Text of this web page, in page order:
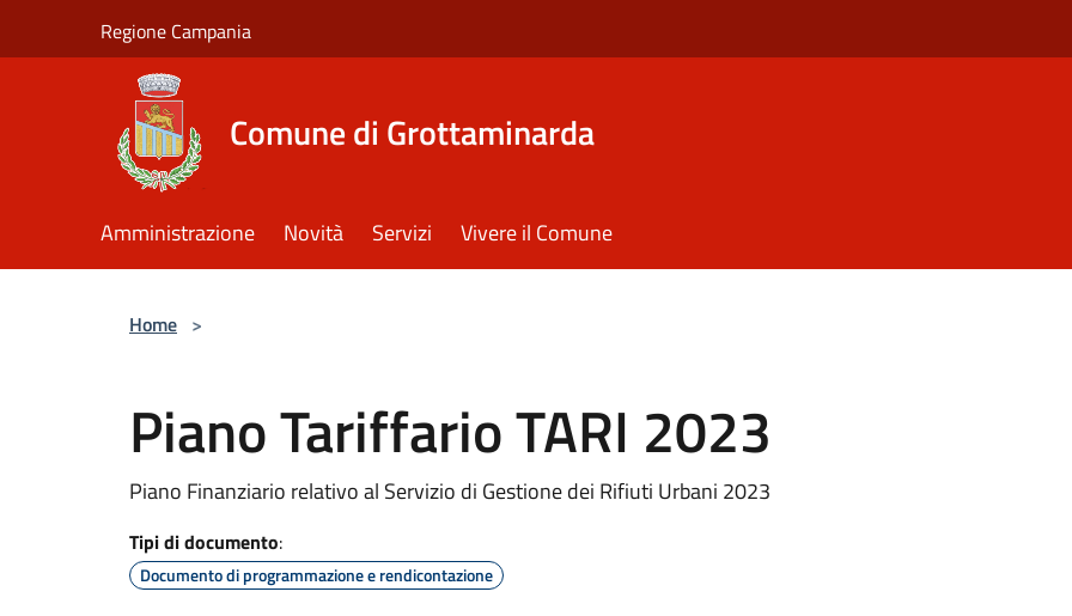
Regione Campania
Comune di Grottaminarda
Amministrazione Novità Servizi Vivere il Comune
Home >
Piano Tariffario TARI 2023
Piano Finanziario relativo al Servizio di Gestione dei Rifiuti Urbani 2023
Tipi di documento:
Documento di programmazione e rendicontazione